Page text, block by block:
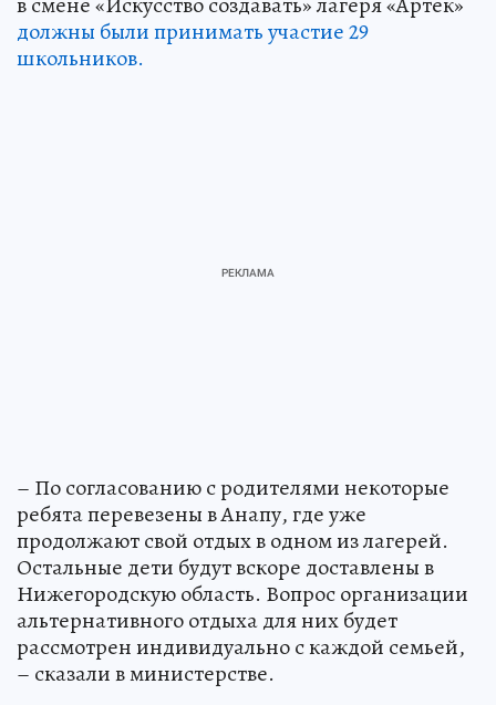
должны были принимать участие 29
школьников.
– По согласованию с родителями некоторые
ребята перевезены в Анапу, где уже
продолжают свой отдых в одном из лагерей.
Остальные дети будут вскоре доставлены в
Нижегородскую область. Вопрос организации
альтернативного отдыха для них будет
рассмотрен индивидуально с каждой семьей,
– сказали в министерстве.